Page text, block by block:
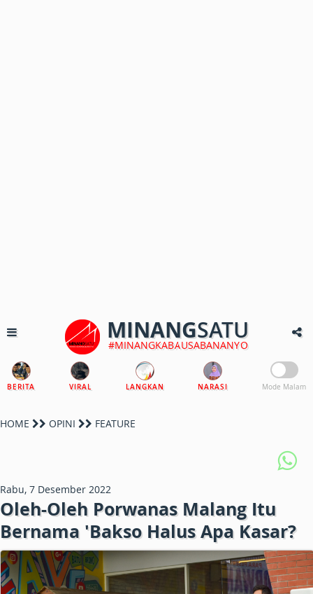
MINANGSATU
#MINANGKABAUSABANANYO
BERITA VIRAL LANGKAN NARASI Mode Malam
HOME OPINI FEATURE
Rabu, 7 Desember 2022
Oleh-Oleh Porwanas Malang Itu
Bernama 'Bakso Halus Apa Kasar?